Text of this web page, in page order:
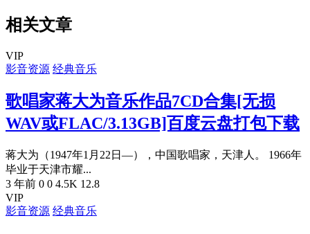
相关文章
VIP
影音资源 经典音乐
歌唱家蒋大为音乐作品7CD合集[无损
WAV或FLAC/3.13GB]百度云盘打包下载
蒋大为（1947年1月22日—），中国歌唱家，天津人。 1966年
毕业于天津市耀...
3 年前 0 0 4.5K 12.8
VIP
影音资源 经典音乐